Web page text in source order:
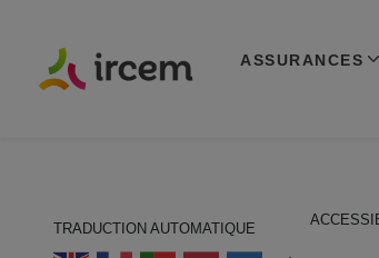
ASSURANCES
TRADUCTION AUTOMATIQUE